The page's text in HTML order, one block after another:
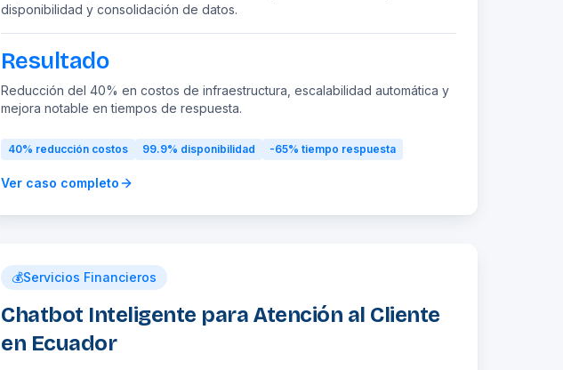
disponibilidad y consolidación de datos.
Resultado
Reducción del 40% en costos de infraestructura, escalabilidad automática y
mejora notable en tiempos de respuesta.
40% reducción costos 99.9% disponibilidad -65% tiempo respuesta
Ver caso completo
💰Servicios Financieros
Chatbot Inteligente para Atención al Cliente
en Ecuador